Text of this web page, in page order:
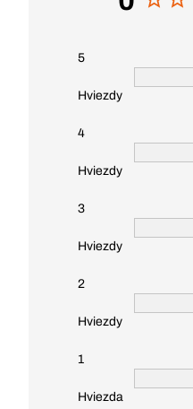
5
Hviezdy
4
Hviezdy
3
Hviezdy
2
Hviezdy
1
Hviezda